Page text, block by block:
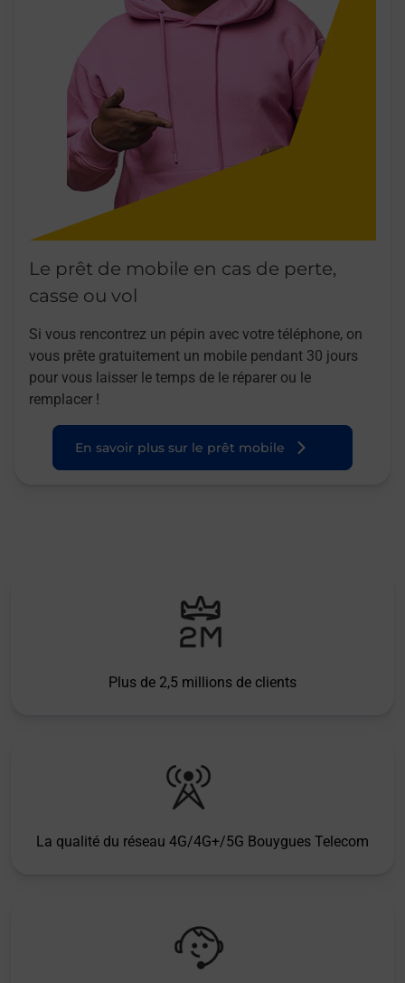
Le prêt de mobile en cas de perte,
casse ou vol
Si vous rencontrez un pépin avec votre téléphone, on
vous prête gratuitement un mobile pendant 30 jours
pour vous laisser le temps de le réparer ou le
remplacer !
En savoir plus sur le prêt mobile
Plus de 2,5 millions de clients
La qualité du réseau 4G/4G+/5G Bouygues Telecom